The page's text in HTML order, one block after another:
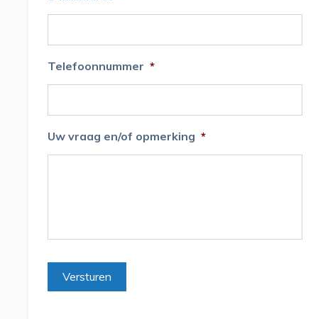
Telefoonnummer *
Uw vraag en/of opmerking *
Versturen